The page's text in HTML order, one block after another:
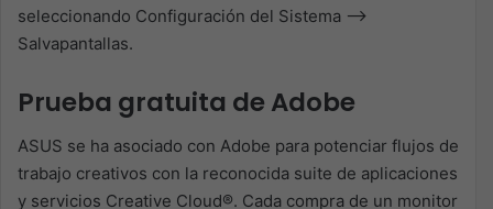
seleccionando Configuración del Sistema –>
Salvapantallas.
Prueba gratuita de Adobe
ASUS se ha asociado con Adobe para potenciar flujos de
trabajo creativos con la reconocida suite de aplicaciones
y servicios Creative Cloud®. Cada compra de un monitor